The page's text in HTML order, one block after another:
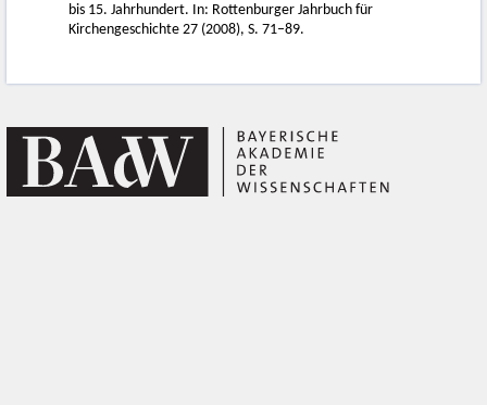
bis 15. Jahrhundert. In: Rottenburger Jahrbuch für
Kirchengeschichte 27 (2008), S. 71–89.